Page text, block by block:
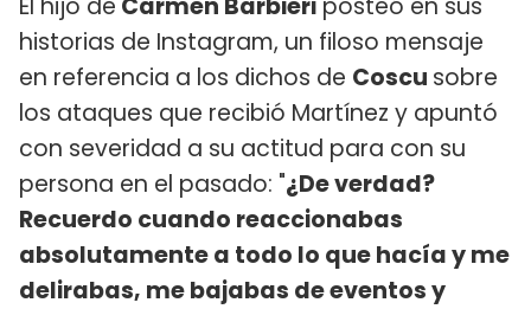
El hijo de Carmen Barbieri posteó en sus
historias de Instagram, un filoso mensaje
en referencia a los dichos de Coscu sobre
los ataques que recibió Martínez y apuntó
con severidad a su actitud para con su
persona en el pasado: "¿De verdad?
Recuerdo cuando reaccionabas
absolutamente a todo lo que hacía y me
delirabas, me bajabas de eventos y